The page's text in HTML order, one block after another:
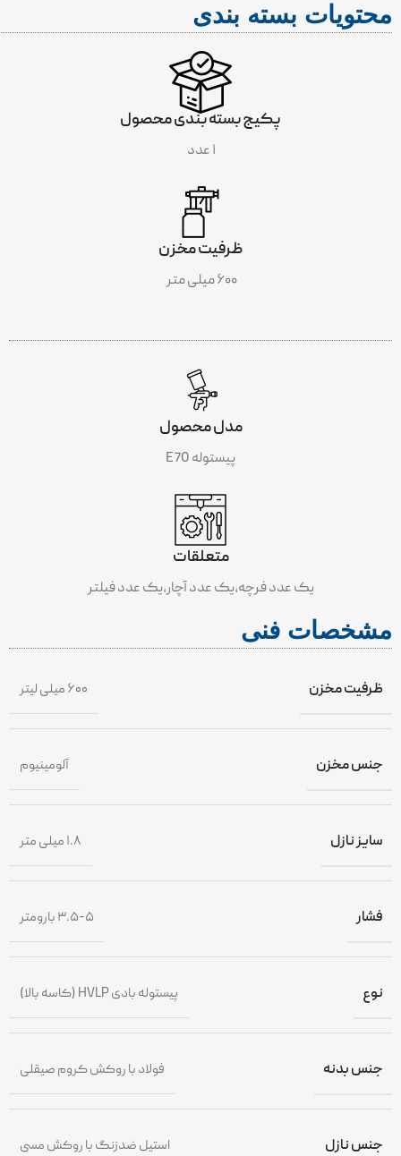
محتویات بسته بندی
پکیج بسته بندی محصول
۱ عدد
ظرفیت مخزن
۶۰۰ میلی متر
مدل محصول
پیستوله E70
متعلقات
یک عدد فرچه،یک عدد آچار،یک عدد فیلتر
مشخصات فنی
ظرفیت مخزن ۶۰۰ میلی لیتر
جنس مخزن آلومینیوم
سایز نازل ۱.۸ میلی متر
فشار ۳.۵-۵ بارومتر
نوع پیستوله بادی HVLP (کاسه بالا)
جنس بدنه فولاد با روکش کروم صیقلی
جنس نازل استیل ضدزنگ با روکش مسی